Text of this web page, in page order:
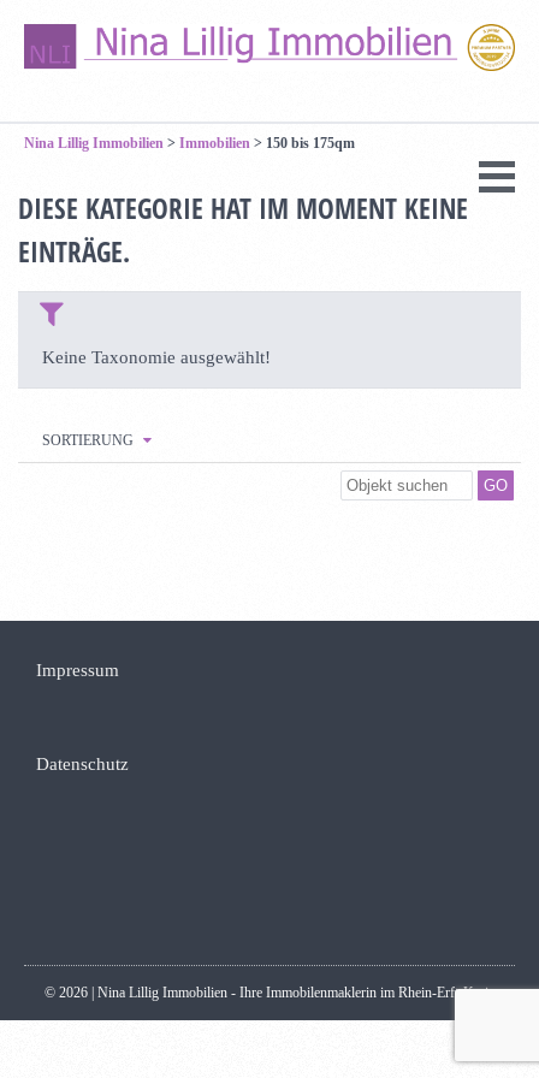
Nina Lillig Immobilien > Immobilien > 150 bis 175qm
DIESE KATEGORIE HAT IM MOMENT KEINE
EINTRÄGE.
Keine Taxonomie ausgewählt!
SORTIERUNG
Impressum
Datenschutz
© 2026 | Nina Lillig Immobilien - Ihre Immobilenmaklerin im Rhein-Erft-Kreis